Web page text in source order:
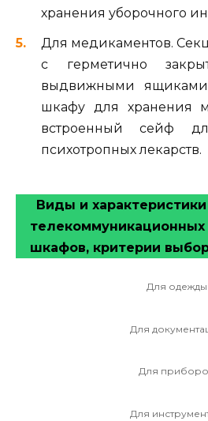
хранения уборочного
Для медикаментов.
с герметично
выдвижными
шкафу для хранения
встроенный сейф
психотропных лекарств.
Виды и характеристики
телекоммуникационных
шкафов, критерии
Для одежды
Для
Для
Для